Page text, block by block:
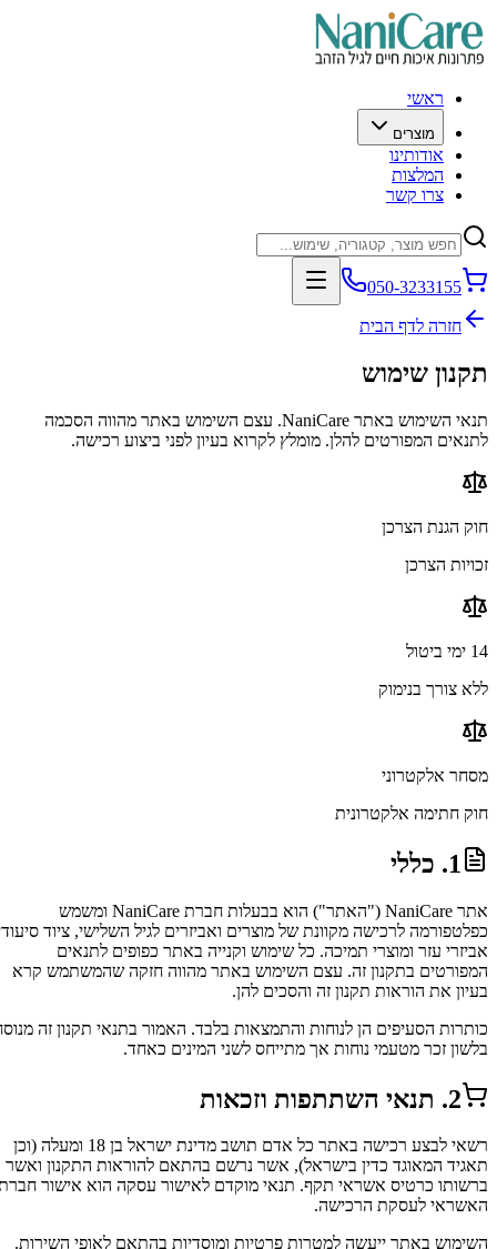
ראשי
מוצרים
אודותינו
המלצות
צרו קשר
050-3233155
חזרה לדף הבית
תקנון שימוש
תנאי השימוש באתר NaniCare. עצם השימוש באתר מהווה הסכמה
לתנאים המפורטים להלן. מומלץ לקרוא בעיון לפני ביצוע רכישה.
חוק הגנת הצרכן
זכויות הצרכן
14 ימי ביטול
ללא צורך בנימוק
מסחר אלקטרוני
חוק חתימה אלקטרונית
1. כללי
אתר NaniCare ("האתר") הוא בבעלות חברת NaniCare ומשמש
כפלטפורמה לרכישה מקוונת של מוצרים ואביזרים לגיל השלישי, ציוד סיעודי,
אביזרי עזר ומוצרי תמיכה. כל שימוש וקנייה באתר כפופים לתנאים
המפורטים בתקנון זה. עצם השימוש באתר מהווה חזקה שהמשתמש קרא
בעיון את הוראות תקנון זה והסכים להן.
כותרות הסעיפים הן לנוחות והתמצאות בלבד. האמור בתנאי תקנון זה מנוסח
בלשון זכר מטעמי נוחות אך מתייחס לשני המינים כאחד.
2. תנאי השתתפות וזכאות
רשאי לבצע רכישה באתר כל אדם תושב מדינת ישראל בן 18 ומעלה (וכן
תאגיד המאוגד כדין בישראל), אשר נרשם בהתאם להוראות התקנון ואשר
ברשותו כרטיס אשראי תקף. תנאי מוקדם לאישור עסקה הוא אישור חברת
האשראי לעסקת הרכישה.
השימוש באתר ייעשה למטרות פרטיות ומוסדיות בהתאם לאופי השירות.